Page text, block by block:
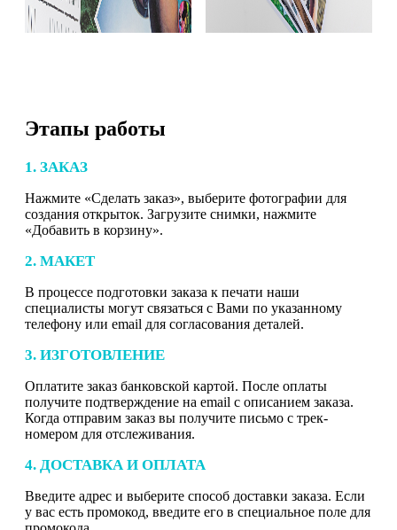
Этапы работы
1. ЗАКАЗ
Нажмите «Сделать заказ», выберите фотографии для
создания открыток. Загрузите снимки, нажмите
«Добавить в корзину».
2. МАКЕТ
В процессе подготовки заказа к печати наши
специалисты могут связаться с Вами по указанному
телефону или email для согласования деталей.
3. ИЗГОТОВЛЕНИЕ
Оплатите заказ банковской картой. После оплаты
получите подтверждение на email с описанием заказа.
Когда отправим заказ вы получите письмо с трек-
номером для отслеживания.
4. ДОСТАВКА И ОПЛАТА
Введите адрес и выберите способ доставки заказа. Если
у вас есть промокод, введите его в специальное поле для